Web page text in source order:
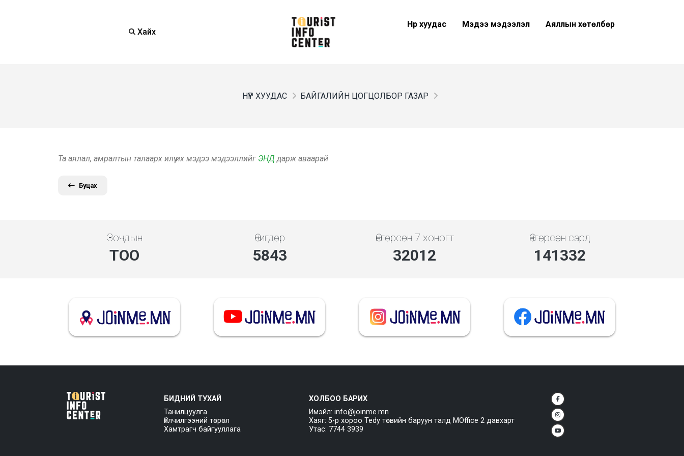
Хайх
Нүүр хуудас Мэдээ мэдээлэл Аяллын хөтөлбөр
НҮҮР ХУУДАС БАЙГАЛИЙН ЦОГЦОЛБОР ГАЗАР
Та аялал, амралтын талаарх илүү их мэдээ мэдээллийг ЭНД дарж аваарай
Буцах
Зочдын
ТОО
Өчигдөр
5843
Өнгөрсөн 7 хоногт
32012
Өнгөрсөн сард
141332
БИДНИЙ ТУХАЙ
Танилцуулга
Үйлчилгээний төрөл
Хамтрагч байгууллага
ХОЛБОО БАРИХ
Имэйл: info@joinme.mn
Хаяг: 5-р хороо Tedy төвийн баруун талд MOffice 2 давхарт
Утас: 7744 3939